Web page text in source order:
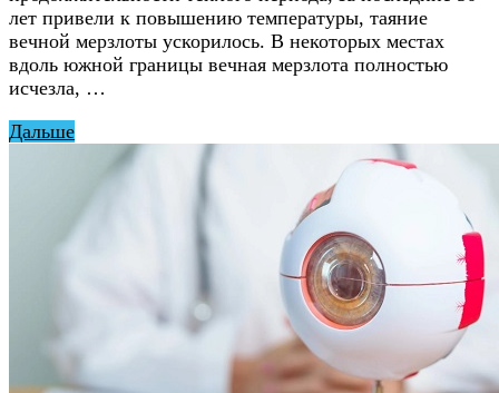
лет привели к повышению температуры, таяние
вечной мерзлоты ускорилось. В некоторых местах
вдоль южной границы вечная мерзлота полностью
исчезла, …
Дальше